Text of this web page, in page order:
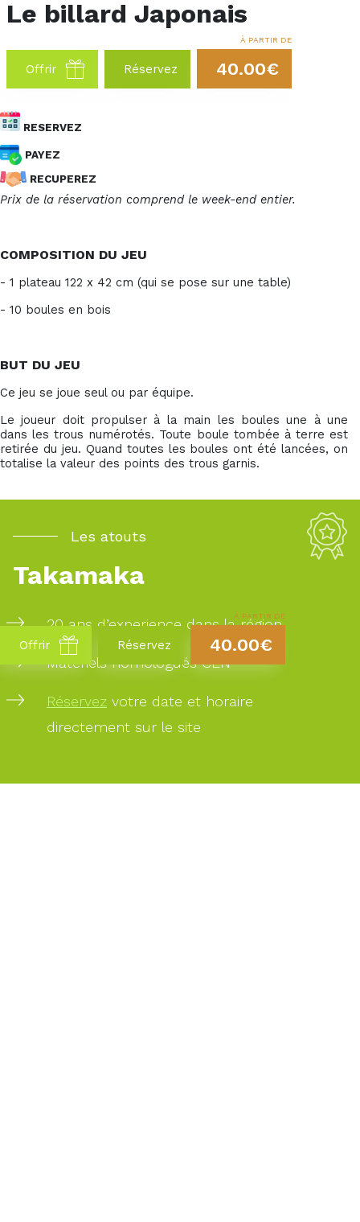
Le billard Japonais
Offrir Réservez
À PARTIR DE
40.00€
RESERVEZ
PAYEZ
RECUPEREZ
Prix de la réservation comprend le week-end entier.
COMPOSITION DU JEU
- 1 plateau 122 x 42 cm (qui se pose sur une table)
- 10 boules en bois
BUT DU JEU
Ce jeu se joue seul ou par équipe.
Le joueur doit propulser à la main les boules une à une
dans les trous numérotés. Toute boule tombée à terre est
retirée du jeu. Quand toutes les boules ont été lancées, on
totalise la valeur des points des trous garnis.
Les atouts
Takamaka
20 ans d’experience dans la région
Matériels homologués CEN
Réservez votre date et horaire
directement sur le site
Offrir Réservez
À PARTIR DE
40.00€